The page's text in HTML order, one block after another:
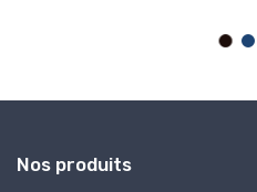
Nos produits